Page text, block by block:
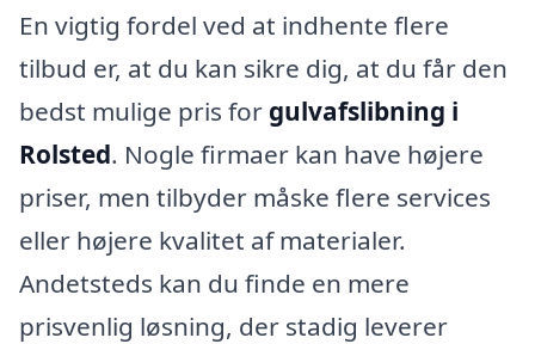
En vigtig fordel ved at indhente flere
tilbud er, at du kan sikre dig, at du får den
bedst mulige pris for gulvafslibning i
Rolsted. Nogle firmaer kan have højere
priser, men tilbyder måske flere services
eller højere kvalitet af materialer.
Andetsteds kan du finde en mere
prisvenlig løsning, der stadig leverer